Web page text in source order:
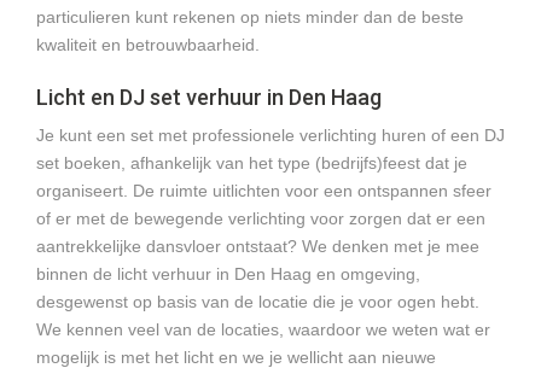
particulieren kunt rekenen op niets minder dan de beste
kwaliteit en betrouwbaarheid.
Licht en DJ set verhuur in Den Haag
Je kunt een set met professionele verlichting huren of een DJ
set boeken, afhankelijk van het type (bedrijfs)feest dat je
organiseert. De ruimte uitlichten voor een ontspannen sfeer
of er met de bewegende verlichting voor zorgen dat er een
aantrekkelijke dansvloer ontstaat? We denken met je mee
binnen de licht verhuur in Den Haag en omgeving,
desgewenst op basis van de locatie die je voor ogen hebt.
We kennen veel van de locaties, waardoor we weten wat er
mogelijk is met het licht en we je wellicht aan nieuwe